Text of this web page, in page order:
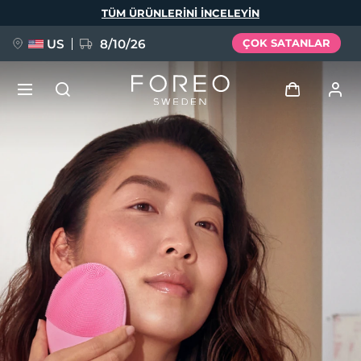
TÜM ÜRÜNLERINI INCELEYIN
US 8/10/26 ÇOK SATANLAR
Kullanici profi̇li̇
Siparişlerim
Adresim
Aboneliklerim
FAQ™ Pure Beauty-Tech Elixir
BREAKING NEWS
issa™ Teeth Whitening Set
Dil Seçimi
English Deutsch
Español
Français
Italiano
Português
Polski
Svenska
Русский
Türkçe
简体中文 繁體中文